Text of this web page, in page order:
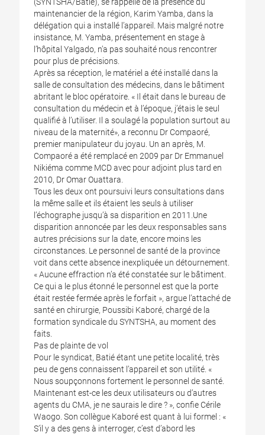
(SYNTSHA/Batié), se rappelle de la présence du
maintenancier de la région, Karim Yamba, dans la
délégation qui a installé l’appareil. Mais malgré notre
insistance, M. Yamba, présentement en stage à
l’hôpital Yalgado, n’a pas souhaité nous rencontrer
pour plus de précisions.
Après sa réception, le matériel a été installé dans la
salle de consultation des médecins, dans le bâtiment
abritant le bloc opératoire. « Il était dans le bureau de
consultation du médecin et à l’époque, j’étais le seul
qualifié à l’utiliser. Il a soulagé la population surtout au
niveau de la maternité», a reconnu Dr Compaoré,
premier manipulateur du joyau. Un an après, M.
Compaoré a été remplacé en 2009 par Dr Emmanuel
Nikiéma comme MCD avec pour adjoint plus tard en
2010, Dr Omar Ouattara.
Tous les deux ont poursuivi leurs consultations dans
la même salle et ils étaient les seuls à utiliser
l’échographe jusqu’à sa disparition en 2011.Une
disparition annoncée par les deux responsables sans
autres précisions sur la date, encore moins les
circonstances. Le personnel de santé de la province
voit dans cette absence inexpliquée un détournement.
« Aucune effraction n’a été constatée sur le bâtiment.
Ce qui a le plus étonné le personnel est que la porte
était restée fermée après le forfait », argue l’attaché de
santé en chirurgie, Poussibi Kaboré, chargé de la
formation syndicale du SYNTSHA, au moment des
faits.
Pas de plainte de vol
Pour le syndicat, Batié étant une petite localité, très
peu de gens connaissent l’appareil et son utilité. «
Nous soupçonnons fortement le personnel de santé.
Maintenant est-ce les deux utilisateurs ou d’autres
agents du CMA, je ne saurais le dire ? », confie Cérile
Waogo. Son collègue Kaboré est quant à lui formel : «
S’il y a des gens à interroger, c’est d’abord les